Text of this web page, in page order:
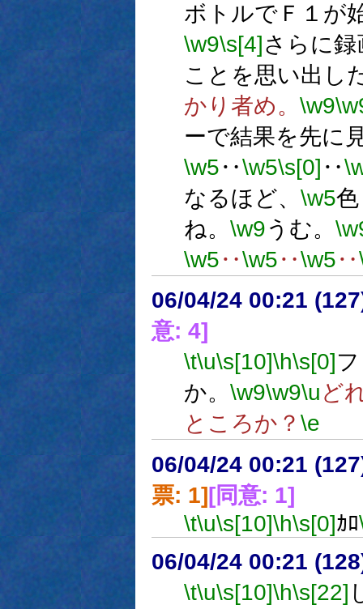
ボトルでＦ１が
\w9\s[4]さらに
ことを思い出し
かり者め。 \w9
ーで結果を先に
\w5‥\w5\s[0] ‥
なるほど、 \w5
ね。 \w9うむ。
\w5‥\w5‥\w5‥
06/04/24 00:21
意: 4]
\t\u\s[10]\h\s[0]
か。 \w9\w9\uど
ところか？ \e
06/04/24 00:21
票: 1][同意: 1]
\t\u\s[10]\h\s[0]ｶﾛ
06/04/24 00:21
\t\u\s[10]\h\s[22]